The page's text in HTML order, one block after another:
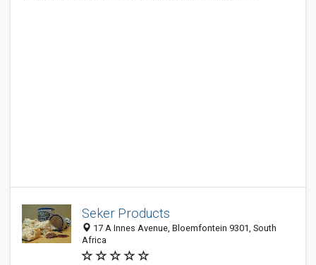
Seker Products
17 A Innes Avenue, Bloemfontein 9301, South
Africa